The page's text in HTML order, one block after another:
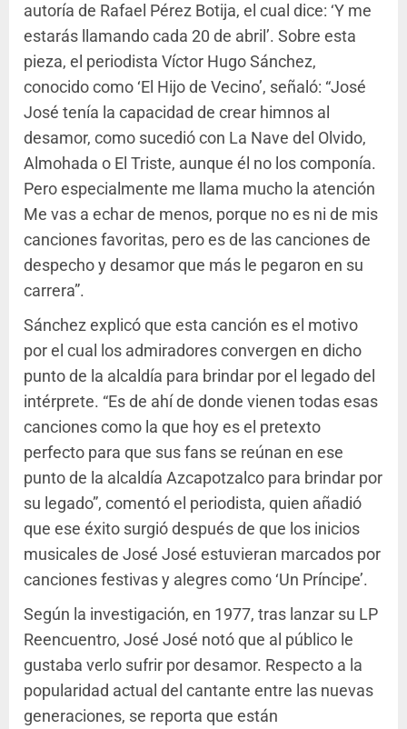
autoría de Rafael Pérez Botija, el cual dice: ‘Y me
estarás llamando cada 20 de abril’. Sobre esta
pieza, el periodista Víctor Hugo Sánchez,
conocido como ‘El Hijo de Vecino’, señaló: “José
José tenía la capacidad de crear himnos al
desamor, como sucedió con La Nave del Olvido,
Almohada o El Triste, aunque él no los componía.
Pero especialmente me llama mucho la atención
Me vas a echar de menos, porque no es ni de mis
canciones favoritas, pero es de las canciones de
despecho y desamor que más le pegaron en su
carrera”.
Sánchez explicó que esta canción es el motivo
por el cual los admiradores convergen en dicho
punto de la alcaldía para brindar por el legado del
intérprete. “Es de ahí de donde vienen todas esas
canciones como la que hoy es el pretexto
perfecto para que sus fans se reúnan en ese
punto de la alcaldía Azcapotzalco para brindar por
su legado”, comentó el periodista, quien añadió
que ese éxito surgió después de que los inicios
musicales de José José estuvieran marcados por
canciones festivas y alegres como ‘Un Príncipe’.
Según la investigación, en 1977, tras lanzar su LP
Reencuentro, José José notó que al público le
gustaba verlo sufrir por desamor. Respecto a la
popularidad actual del cantante entre las nuevas
generaciones, se reporta que están